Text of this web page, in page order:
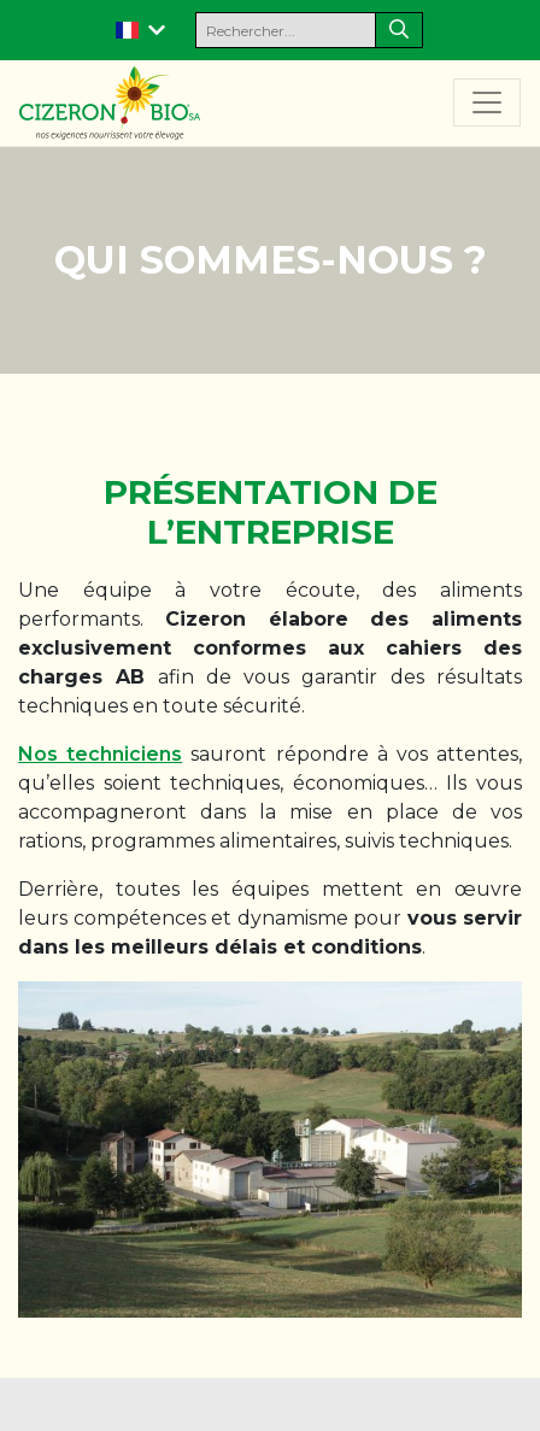
QUI SOMMES-NOUS ?
PRÉSENTATION DE
L’ENTREPRISE
Une équipe à votre écoute, des aliments
performants. Cizeron élabore des aliments
exclusivement conformes aux cahiers des
charges AB afin de vous garantir des résultats
techniques en toute sécurité.
Nos techniciens sauront répondre à vos attentes,
qu’elles soient techniques, économiques… Ils vous
accompagneront dans la mise en place de vos
rations, programmes alimentaires, suivis techniques.
Derrière, toutes les équipes mettent en œuvre
leurs compétences et dynamisme pour vous servir
dans les meilleurs délais et conditions.